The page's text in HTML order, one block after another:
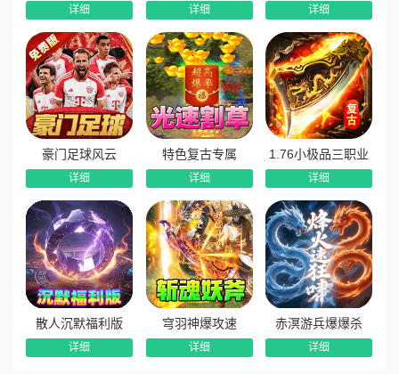
详细 详细 详细
豪门足球风云
详细
特色复古专属
详细
1.76小极品三职业
详细
散人沉默福利版
详细
穹羽神爆攻速
详细
赤溟游兵爆爆杀
详细